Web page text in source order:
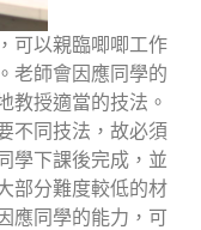
可以親臨唧唧工作
老師會因應同學的
教授適當的技法。
不同技法，故必須
學下課後完成，並
部分難度較低的材
應同學的能力，可